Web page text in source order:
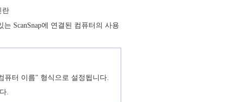
란
ScanSnap에 연결된 컴퓨터의 사용
퓨터 이름" 형식으로 설정됩니다.
.